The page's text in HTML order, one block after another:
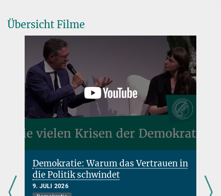
Übersicht Filme
Demokratie: Warum das Vertrauen in
die Politik schwindet
9. JULI 2026